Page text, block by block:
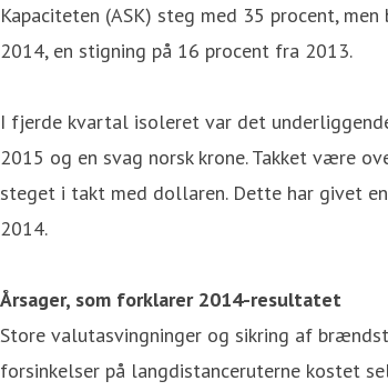
Kapaciteten (ASK) steg med 35 procent,
2014, en stigning på 16 procent fra 2013.
I fjerde kvartal isoleret var det
2015 og en svag norsk krone. Takket være
steget i takt med dollaren. Dette har givet
2014.
Årsager, som forklarer 2014-resultatet
Store valutasvingninger og sikring af
forsinkelser på langdistanceruterne kostet